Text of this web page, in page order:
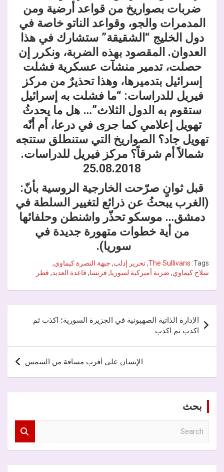
ضربات بصواريخ من قواعد أرضية ومن
المدمرات والجو، وقواعد الناتو خاصة في
دول الخليج “الشقيقة” ستشارك في هذا
العدوان. المقصود بهذه الضربة، ونكرر إن
حصلت، تدمير منشآت عسكرية فشلت
إسرائيل بتدميرها، وهذا تحذيرٌ من مركز
فيريل للدراسات: “ما فشلت به إسرائيل
ستقوم به الدول الثلاث”… هل ما يحدثُ
تهويل إعلامي كما جرى في درعا، أم أنّه
تهويل جاد؟ الصواريخ التي ستنطلق ستتجه
شمالاً أم شرقاً؟ مركز فيريل للدراسات.
25.08.2018
قبل ثوانٍ صرّحت الخارجية الروسية بأنّ:
(الغرب يبحثُ عن ذرائع لتغيير السلطة في
دمشق… موسكو تحذّر واشنطن وحلفائها
من أية خطوات متهورة جديدة في
سوريا).
Tags:
The Sullivans
,تحرير إدلب, جبهة النصرة كيماوي,
سلاح كيماوي, ضربة أميركية لسوريا, فرنسا, قاعدة العديد, قطر
المقالات
الإدارة الذاتية الصهيونية في الجزيرة السورية؛ اكذب ثم
اكذب ثم اكذب
الإنسان على أقرب مسافة من الشمس
بحث